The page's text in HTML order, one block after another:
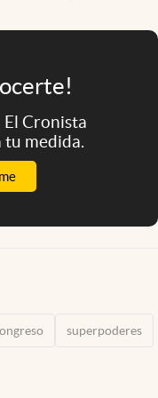
El Cronista
tu medida.
superpoderes